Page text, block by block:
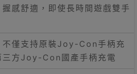
感舒適，即使長時間遊戲雙手
不僅支持原裝Joy-Con手柄充
三方Joy-Con國產手柄充電